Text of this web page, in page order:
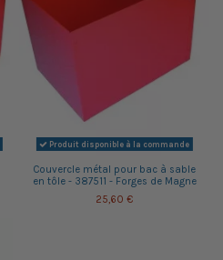
Produit disponible à la commande
Couvercle métal pour bac à sable
en tôle - 387511 - Forges de Magne
25,60 €